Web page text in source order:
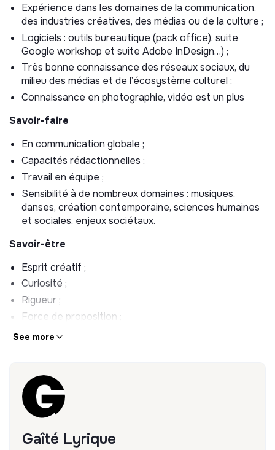
Constitution des revues de presse et bilans
d’audiences ;
Suivi des partenariats médias en fonction des
campagnes ;
Constitution de fichiers de diffusion ciblée ;
Mise à jour des bases de données (presse et
Veille presse relative aux actualités culturelles et de
la Gaîté Lyrique
Vous pouvez également participer à certains
événements de la programmation en soirée ou en
week-end.
Expérience dans les domaines de la communication,
des industries créatives, des médias ou de la culture ;
Logiciels : outils bureautique (pack office), suite
Google workshop et suite Adobe InDesign…) ;
Très bonne connaissance des réseaux sociaux, du
milieu des médias et de l’écosystème culturel ;
Connaissance en photographie, vidéo est un plus
Savoir-faire
En communication globale ;
Capacités rédactionnelles ;
Travail en équipe ;
Sensibilité à de nombreux domaines : musiques,
danses, création contemporaine, sciences humaines
et sociales, enjeux sociétaux.
Savoir-être
Esprit créatif ;
Curiosité ;
Rigueur ;
Force de proposition ;
À l’écoute ;
Bon relationnel.
Conditions
Durée du poste : 6 mois
See more
Gaîté Lyrique